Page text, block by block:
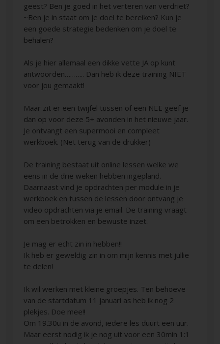
geest? Ben je goed in het verteren van verdriet?
~Ben je in staat om je doel te bereiken? Kun je
een goede strategie bedenken om je doel te
behalen?
Als je hier allemaal een dikke vette JA op kunt
antwoorden……….. Dan heb ik deze training NIET
voor jou gemaakt!
Maar zit er een twijfel tussen of een NEE geef je
dan op voor deze 5+ avonden in het nieuwe jaar.
Je ontvangt een supermooi en compleet
werkboek. (Net terug van de drukker)
De training bestaat uit online lessen welke we
eens in de drie weken hebben ingepland.
Daarnaast vind je opdrachten per module in je
werkboek en tussen de lessen door ontvang je
video opdrachten via je email. De training vraagt
om een betrokken en bewuste inzet.
Je mag er echt zin in hebben!!
Ik heb er geweldig zin in om mijn kennis met jullie
te delen!
Ik wil werken met kleine groepjes. Ten behoeve
van de startdatum 11 januari as heb ik nog 2
plekjes. Doe mee!!
Om 19.30u in de avond, iedere les duurt een uur.
Maar eerst nodig ik je nog uit voor een 30min 1:1